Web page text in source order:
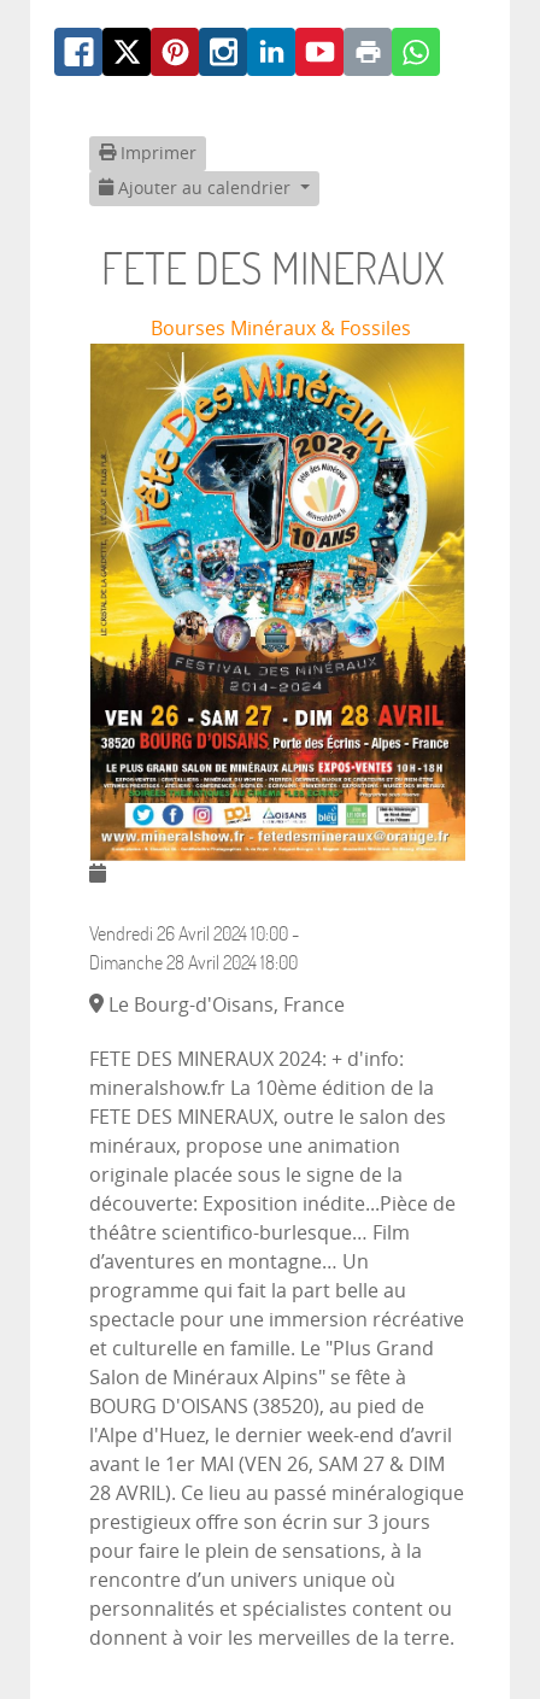
Imprimer
Ajouter au calendrier
FETE DES MINERAUX
Bourses Minéraux & Fossiles
Vendredi 26 Avril 202410:00 -
Dimanche 28 Avril 202418:00
Le Bourg-d'Oisans, France
FETE DES MINERAUX 2024: + d'info:
mineralshow.fr La 10ème édition de la
FETE DES MINERAUX, outre le salon des
minéraux, propose une animation
originale placée sous le signe de la
découverte: Exposition inédite...Pièce de
théâtre scientifico-burlesque… Film
d’aventures en montagne… Un
programme qui fait la part belle au
spectacle pour une immersion récréative
et culturelle en famille. Le "Plus Grand
Salon de Minéraux Alpins" se fête à
BOURG D'OISANS (38520), au pied de
l'Alpe d'Huez, le dernier week-end d’avril
avant le 1er MAI (VEN 26, SAM 27 & DIM
28 AVRIL). Ce lieu au passé minéralogique
prestigieux offre son écrin sur 3 jours
pour faire le plein de sensations, à la
rencontre d’un univers unique où
personnalités et spécialistes content ou
donnent à voir les merveilles de la terre.